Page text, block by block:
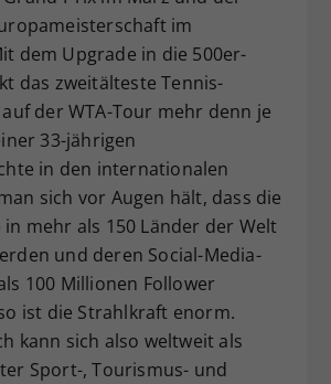
im
dem Upgrade in die 500er-
das zweitälteste Tennis-
der WTA-Tour mehr denn je
33-jährigen
in den internationalen
sich vor Augen hält, dass die
in mehr als 150 Länder der Welt
und deren Social-Media-
100 Millionen Follower
ist die Strahlkraft enorm.
kann sich also weltweit als
Sport-, Tourismus- und